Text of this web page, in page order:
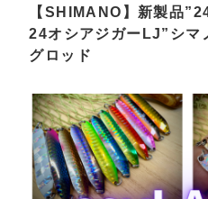
【SHIMANO】新製品
24オシアジガーLJ”シマ
グロッド